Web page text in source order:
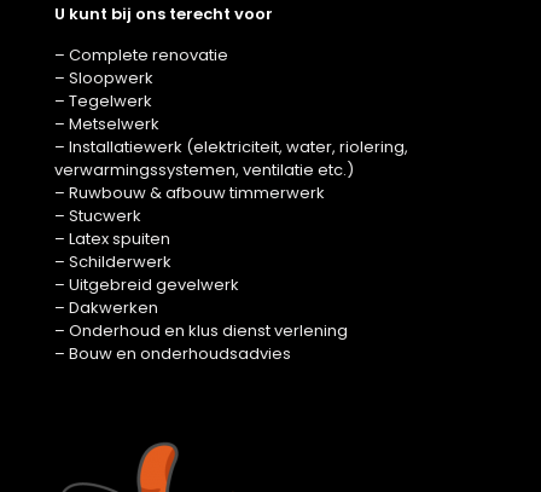
U kunt bij ons terecht voor
– Complete renovatie
– Sloopwerk
– Tegelwerk
– Metselwerk
– Installatiewerk (elektriciteit, water, riolering,
verwarmingssystemen, ventilatie etc.)
– Ruwbouw & afbouw timmerwerk
– Stucwerk
– Latex spuiten
– Schilderwerk
– Uitgebreid gevelwerk
– Dakwerken
– Onderhoud en klus dienst verlening
– Bouw en onderhoudsadvies